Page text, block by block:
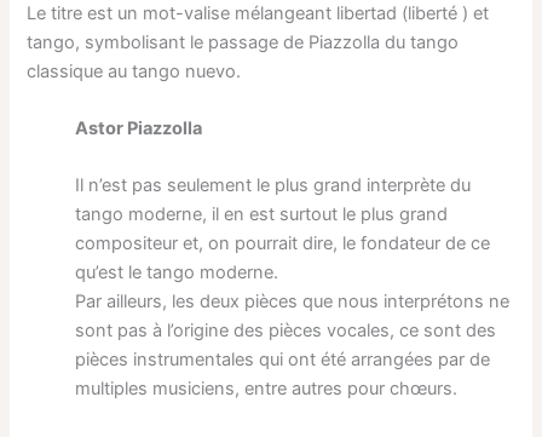
Le titre est un mot-valise mélangeant libertad (liberté ) et
tango, symbolisant le passage de Piazzolla du tango
classique au tango nuevo.
Astor Piazzolla
Il n’est pas seulement le plus grand interprète du
tango moderne, il en est surtout le plus grand
compositeur et, on pourrait dire, le fondateur de ce
qu’est le tango moderne.
Par ailleurs, les deux pièces que nous interprétons ne
sont pas à l’origine des pièces vocales, ce sont des
pièces instrumentales qui ont été arrangées par de
multiples musiciens, entre autres pour chœurs.